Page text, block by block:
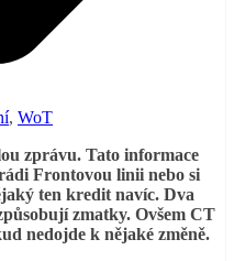
, WoT
zprávu. Tato informace
Frontovou linii nebo si
ten kredit navíc. Dva
zmatky. Ovšem CT
nedojde k nějaké změně.